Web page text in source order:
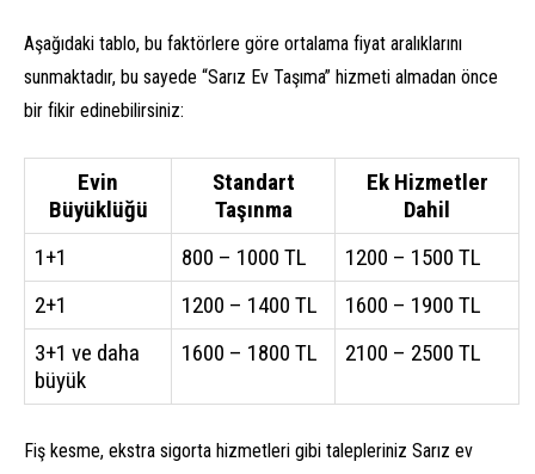
Aşağıdaki tablo, bu faktörlere göre ortalama fiyat aralıklarını
sunmaktadır, bu sayede “Sarız Ev Taşıma” hizmeti almadan önce
bir fikir edinebilirsiniz:
Evin
Büyüklüğü
Standart
Taşınma
Ek Hizmetler
Dahil
1+1
800 – 1000 TL
1200 – 1500 TL
2+1
1200 – 1400 TL
1600 – 1900 TL
3+1 ve daha
büyük
1600 – 1800 TL 2100 – 2500 TL
Fiş kesme, ekstra sigorta hizmetleri gibi talepleriniz Sarız ev